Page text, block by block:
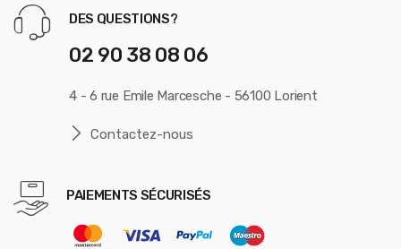
DES QUESTIONS?
02 90 38 08 06
4 - 6 rue Emile Marcesche - 56100 Lorient
Contactez-nous
PAIEMENTS SÉCURISÉS